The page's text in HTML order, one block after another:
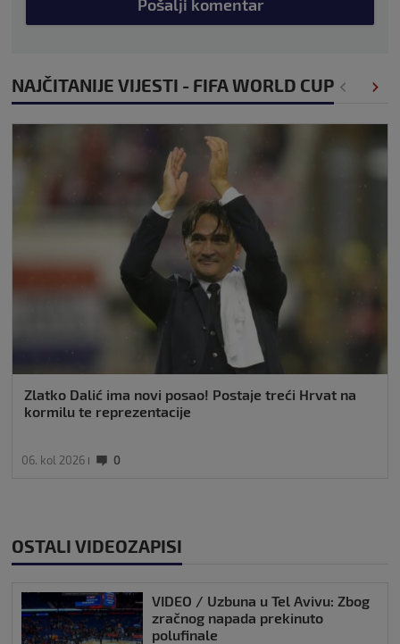
Pošalji komentar
NAJČITANIJE VIJESTI - FIFA WORLD CUP
Zlatko Dalić ima novi posao! Postaje treći Hrvat na
kormilu te reprezentacije
06. kol 2026 0
OSTALI VIDEOZAPISI
VIDEO / Uzbuna u Tel Avivu: Zbog
zračnog napada prekinuto
polufinale